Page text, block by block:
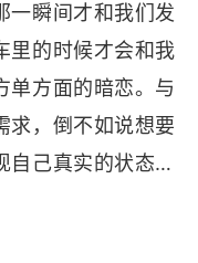
往任何地方。那种
而是一种停滞的、
会追求效率、新潮
统生活那种基于具
建立的深度连接逐
得稀薄，催生了
一瞬间才和我们发
里的时候才会和我
单方面的暗恋。与
求，倒不如说想要
自己真实的状态。
自己进行审视，